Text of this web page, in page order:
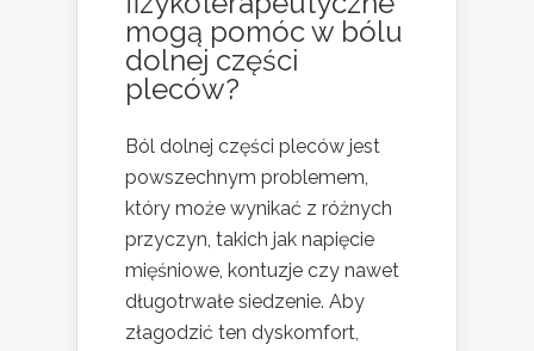
mogą pomóc w bólu
dolnej części
pleców?
Ból dolnej części pleców jest
powszechnym problemem,
który może wynikać z różnych
przyczyn, takich jak napięcie
mięśniowe, kontuzje czy nawet
długotrwałe siedzenie. Aby
złagodzić ten dyskomfort,